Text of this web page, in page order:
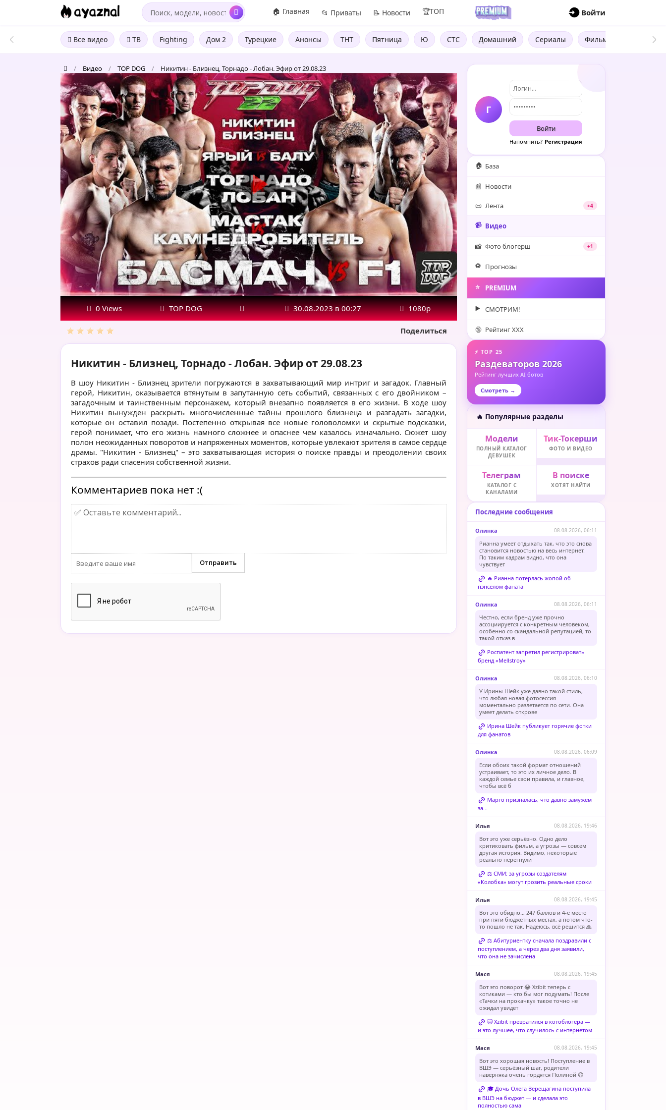
🏠 Главная 📂 Приваты 📝 Новости 🏆ТОП Войти
Все видео ТВ Fighting Дом 2 Турецкие Анонсы ТНТ Пятница Ю СТС Домашний Сериалы Фильмы Трейлеры
/ Видео / TOP DOG / Никитин - Близнец, Торнадо - Лобан. Эфир от 29.08.23
Никитин
-
Близнец,
Торнадо
-
Лобан.
Эфир
от
29.08.23
0 Views TOP DOG 30.08.2023 в 00:27 1080р
Поделиться
Никитин - Близнец, Торнадо - Лобан. Эфир от 29.08.23
В шоу Никитин - Близнец зрители погружаются в захватывающий мир интриг и загадок. Главный
герой, Никитин, оказывается втянутым в запутанную сеть событий, связанных с его двойником –
загадочным и таинственным персонажем, который внезапно появляется в его жизни. В ходе шоу
Никитин вынужден раскрыть многочисленные тайны прошлого близнеца и разгадать загадки,
которые он оставил позади. Постепенно открывая все новые головоломки и скрытые подсказки,
герой понимает, что его жизнь намного сложнее и опаснее чем казалось изначально. Сюжет шоу
полон неожиданных поворотов и напряженных моментов, которые увлекают зрителя в самое сердце
драмы. "Никитин - Близнец" – это захватывающая история о поиске правды и преодолении своих
страхов ради спасения собственной жизни.
Комментариев пока нет :(
Г
Войти
Напомнить? Регистрация
🏠 База
📰 Новости
📜 Лента +4
📹 Видео
📸 Фото блогерш +1
⚽️ Прогнозы
⭐️ PREMIUM
▶️ СМОТРИМ!
🔞 Рейтинг XXX
⚡ TOP 25
Раздеваторов 2026
Рейтинг лучших AI ботов
Смотреть →
🔥 Популярные разделы
Модели
ПОЛНЫЙ КАТАЛОГ
ДЕВУШЕК
Тик-Токерши
ФОТО И ВИДЕО
Телеграм
КАТАЛОГ С
КАНАЛАМИ
В поиске
ХОТЯТ НАЙТИ
Последние сообщения
Олинка 08.08.2026, 06:11
Рианна умеет отдыхать так, что это снова
становится новостью на весь интернет.
По таким кадрам видно, что она
чувствует
🔥 Рианна потерлась жопой об
пэнселом фаната
Олинка 08.08.2026, 06:11
Честно, если бренд уже прочно
ассоциируется с конкретным человеком,
особенно со скандальной репутацией, то
такой отказ в
Роспатент запретил регистрировать
бренд «Mellstroy»
Олинка 08.08.2026, 06:10
У Ирины Шейк уже давно такой стиль,
что любая новая фотосессия
моментально разлетается по сети. Она
умеет делать открове
Ирина Шейк публикует горячие фотки
для фанатов
Олинка 08.08.2026, 06:09
Если обоих такой формат отношений
устраивает, то это их личное дело. В
каждой семье свои правила, и главное,
чтобы всё б
Марго призналась, что давно замужем
за...
Илья 08.08.2026, 19:46
Вот это уже серьёзно. Одно дело
критиковать фильм, а угрозы — совсем
другая история. Видимо, некоторые
реально перегнули
⚖️ СМИ: за угрозы создателям
«Колобка» могут грозить реальные сроки
Илья 08.08.2026, 19:45
Вот это обидно… 247 баллов и 4-е место
при пяти бюджетных местах, а потом что-
то пошло не так. Надеюсь, всё решится 🙏
⚖️ Абитуриентку сначала поздравили с
поступлением, а через два дня заявили,
что она не зачислена
Мася 08.08.2026, 19:45
Вот это поворот 😂 Xzibit теперь с
котиками — кто бы мог подумать! После
«Тачки на прокачку» такое точно не
ожидал увидет
🐱 Xzibit превратился в котоблогера —
и это лучшее, что случилось с интернетом
Мася 08.08.2026, 19:45
Вот это хорошая новость! Поступление в
ВШЭ — серьёзный шаг, родители
наверняка очень гордятся Полиной 😊
🎓 Дочь Олега Верещагина поступила
в ВШЭ на бюджет — и сделала это
полностью сама